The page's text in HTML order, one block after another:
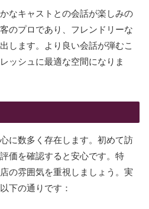
なキャストとの会話が楽しみの
のプロであり、フレンドリーな
します。より良い会話が弾むこ
ッシュに最適な空間になりま
に数多く存在します。初めて訪
価を確認すると安心です。特
の雰囲気を重視しましょう。実
下の通りです：